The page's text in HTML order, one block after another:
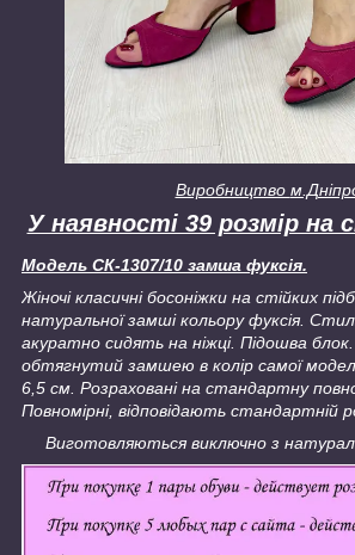
Виробництво
У наявності 39 розмір на
Модель СК-1307/10 замша фуксія.
Жіночі класичні босоніжки на стійких
натуральної замші кольору фуксія.
акуратно сидять на ніжці. Підошва
обтягнутий замшею в колір самої
6,5 см. Розраховані на стандартну
Повномірні, відповідають стандартній
Виготовляються виключно з